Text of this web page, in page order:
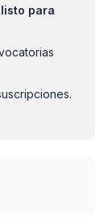
para